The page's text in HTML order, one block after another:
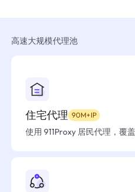
高速大规模代理池
住宅代理 90M+IP
使用 911Proxy 居民代理，覆